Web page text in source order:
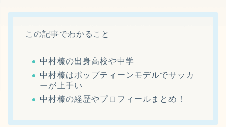
この記事でわかること
中村榛の出身高校や中学
中村榛はポップティーンモデルでサッカ
ーが上手い
中村榛の経歴やプロフィールまとめ！